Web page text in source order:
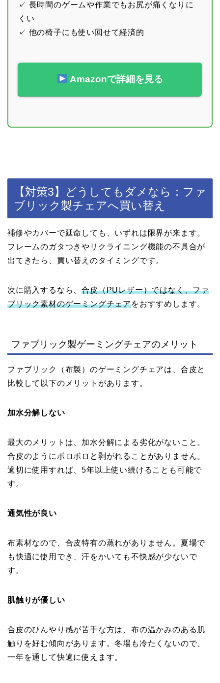
✓ 長時間のゲームや作業でもお尻が痛くなりに
くい
✓ 他の椅子にも使い回せて経済的
Amazonで詳細を見る
【対策3】どうしてもダメなら：ファ
ブリック製チェアへ買い替え
補修やカバーで延命しても、いずれは限界が来ます。
フレームのガタつきやリクライニング機能の不具合が
出てきたら、買い替えのタイミングです。
次に購入するなら、合皮（PUレザー）ではなく、ファ
ブリック素材のゲーミングチェアをおすすめします。
ファブリック製ゲーミングチェアのメリット
ファブリック（布製）のゲーミングチェアは、合皮と
比較して以下のメリットがあります。
加水分解しない
最大のメリットは、加水分解による劣化がないこと。
合皮のようにボロボロと剥がれることがありません。
適切に使用すれば、5年以上使い続けることも可能で
す。
通気性が良い
布素材なので、合皮特有の蒸れがありません。夏場で
も快適に使用でき、汗をかいても不快感が少ないで
す。
肌触りが優しい
合皮のひんやり感が苦手な方は、布の温かみのある肌
触りを好む傾向があります。冬場も冷たくないので、
一年を通して快適に使えます。